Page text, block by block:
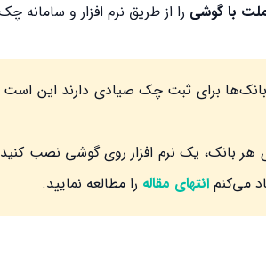
با گوشی را از طریق نرم افزار و
بانک‌ها برای ثبت چک صیادی دارند این
بانک، یک نرم افزار روی گوشی نصب
می‌کنمانتهای مقاله را مطالعه نمایید.